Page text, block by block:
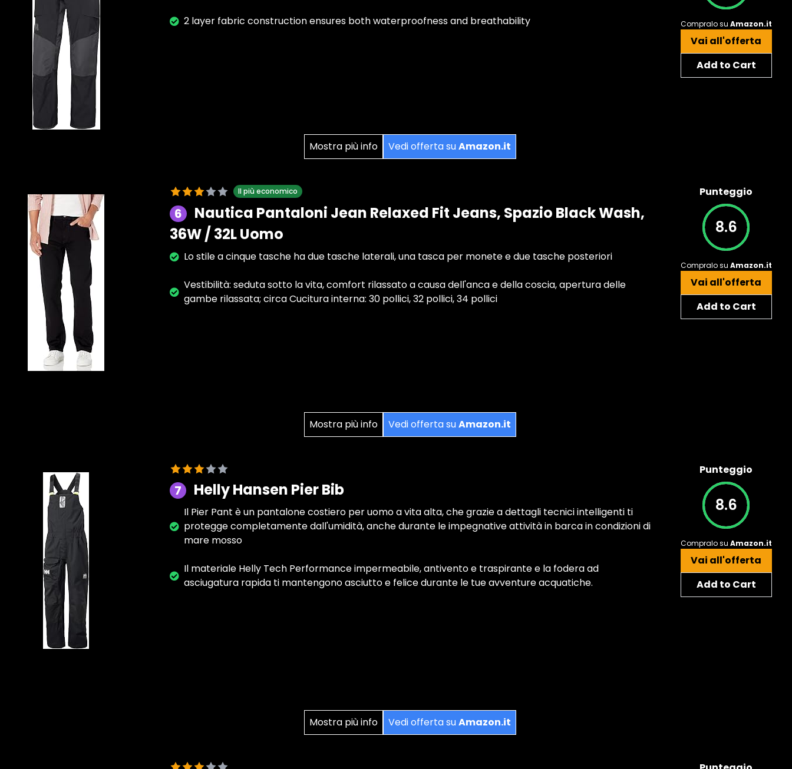
2 layer fabric construction ensures both waterproofness and breathability
Mostra più info Vedi offerta suAmazon.it
Compralo su Amazon.it
Vai all'offerta
Add to Cart
Il più economico
6
Nautica Pantaloni Jean Relaxed Fit Jeans, Spazio Black Wash,
36W / 32L Uomo
Lo stile a cinque tasche ha due tasche laterali, una tasca per monete e due tasche posteriori
Vestibilità: seduta sotto la vita, comfort rilassato a causa dell'anca e della coscia, apertura delle
gambe rilassata; circa Cucitura interna: 30 pollici, 32 pollici, 34 pollici
Mostra più info Vedi offerta suAmazon.it
Punteggio
8.6
Compralo su Amazon.it
Vai all'offerta
Add to Cart
7 Helly Hansen Pier Bib
Il Pier Pant è un pantalone costiero per uomo a vita alta, che grazie a dettagli tecnici intelligenti ti
protegge completamente dall'umidità, anche durante le impegnative attività in barca in condizioni di
mare mosso
Il materiale Helly Tech Performance impermeabile, antivento e traspirante e la fodera ad
asciugatura rapida ti mantengono asciutto e felice durante le tue avventure acquatiche.
Mostra più info Vedi offerta suAmazon.it
Punteggio
8.6
Compralo su Amazon.it
Vai all'offerta
Add to Cart